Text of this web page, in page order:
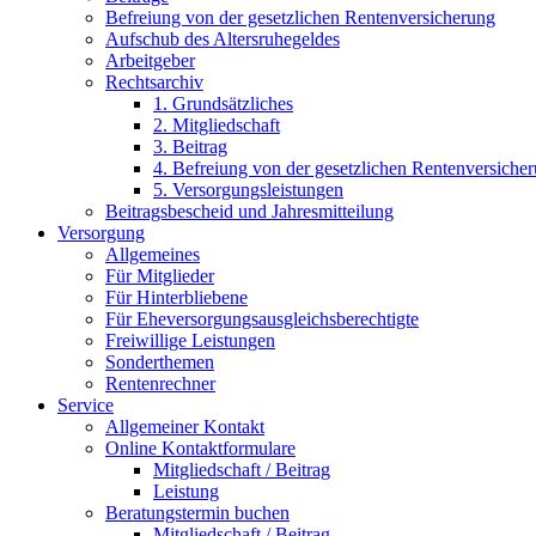
Befreiung von der gesetzlichen Rentenversicherung
Aufschub des Altersruhegeldes
Arbeitgeber
Rechtsarchiv
1. Grundsätzliches
2. Mitgliedschaft
3. Beitrag
4. Befreiung von der gesetzlichen
5. Versorgungsleistungen
Beitragsbescheid und Jahresmitteilung
Versorgung
Allgemeines
Für Mitglieder
Für Hinterbliebene
Für Eheversorgungsausgleichsberechtigte
Freiwillige Leistungen
Sonderthemen
Rentenrechner
Service
Allgemeiner Kontakt
Online Kontaktformulare
Mitgliedschaft / Beitrag
Leistung
Beratungstermin buchen